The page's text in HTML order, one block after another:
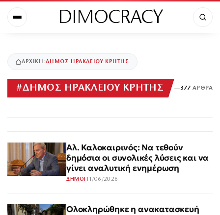
DIMOCRACY
ΑΡΧΙΚΉ ΔΗΜΟΣ ΗΡΑΚΛΕΙΟΥ ΚΡΗΤΗΣ
#ΔΗΜΟΣ ΗΡΑΚΛΕΙΟΥ ΚΡΗΤΗΣ 377 ΆΡΘΡΑ
Αλ. Καλοκαιρινός: Να τεθούν
δημόσια οι συνολικές λύσεις και να
γίνει αναλυτική ενημέρωση
ΔΗΜΟΙ 11/06/2026
Ολοκληρώθηκε η ανακατασκευή